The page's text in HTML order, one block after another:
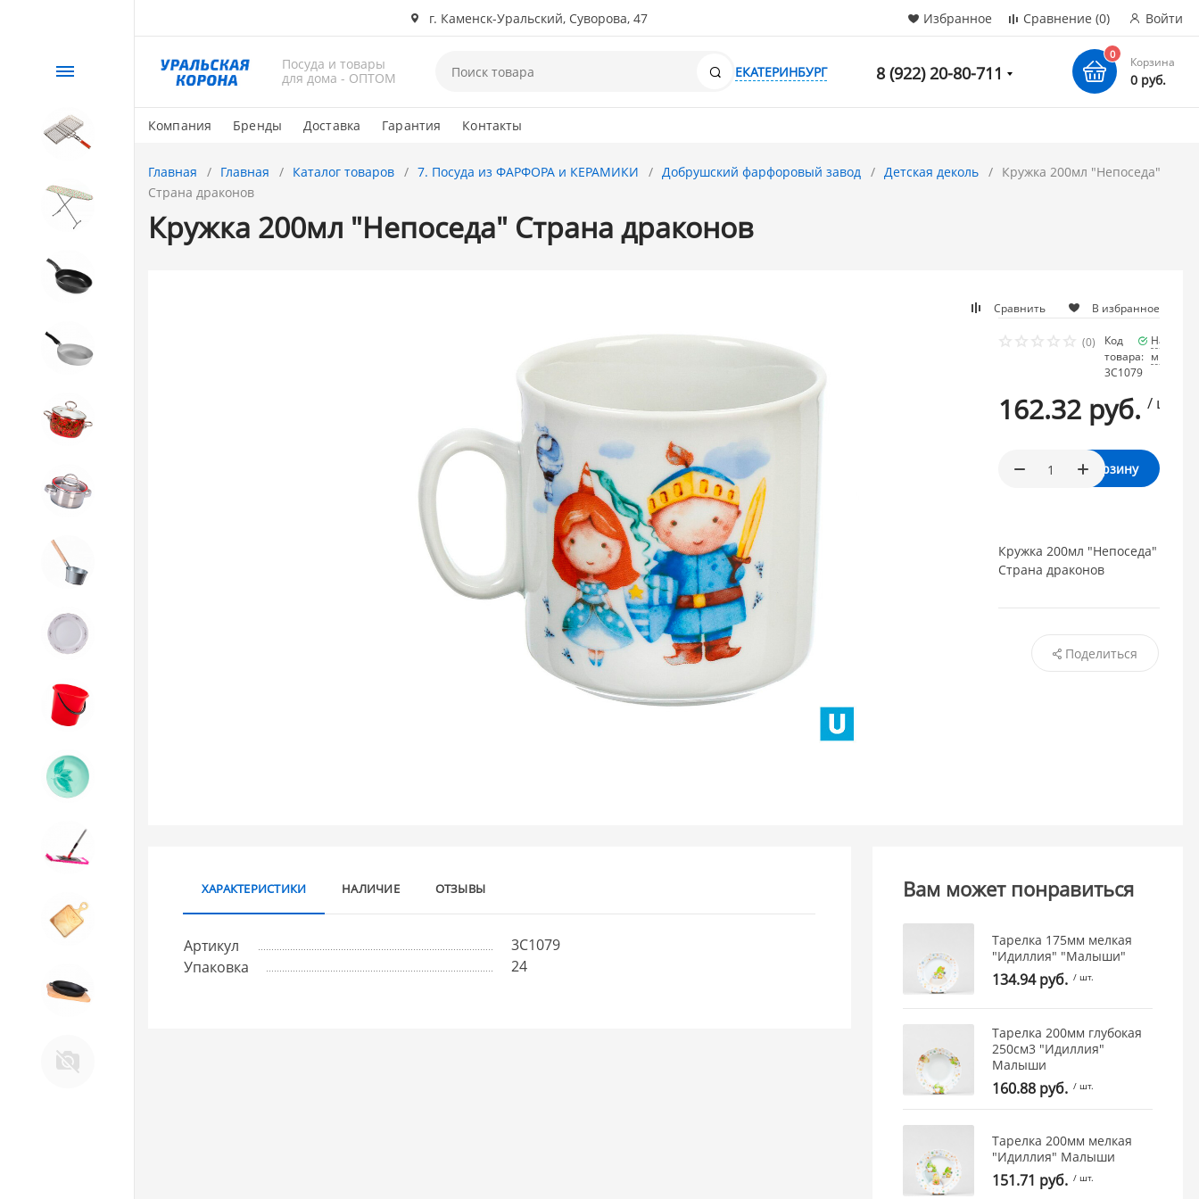
г. Каменск-Уральский, Суворова, 47 Избранное Сравнение (0) Войти
Посуда и товары
для дома - ОПТОМ
Поиск
ЕКАТЕРИНБУРГ 8 (922) 20-80-711
0
Корзина
0 руб.
Компания Бренды Доставка Гарантия Контакты
Каталог
СЕЗОННЫЙ товар
1. Завод Исток
11. Товары для КУХНИ
Главная Главная Каталог товаров 7. Посуда из ФАРФОРА и КЕРАМИКИ Добрушский фарфоровый завод Детская деколь
Кружка 200мл "Непоседа"
Страна драконов
Кружка 200мл "Непоседа" Страна драконов
Сравнить В избранное
(0)
Код
товара:
3С1079
много
162.32 руб. / шт.
В корзину
Кружка 200мл "Непоседа"
Страна драконов
Поделиться
ХАРАКТЕРИСТИКИ НАЛИЧИЕ ОТЗЫВЫ
Артикул
3С1079
Упаковка
24
Вам может понравиться
Тарелка 175мм мелкая
"Идиллия" "Малыши"
134.94 руб. / шт.
Тарелка 200мм глубокая
250см3 "Идиллия"
Малыши
160.88 руб. / шт.
Тарелка 200мм мелкая
"Идиллия" Малыши
151.71 руб. / шт.